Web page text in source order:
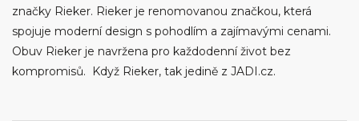
značky Rieker. Rieker je renomovanou značkou, která
spojuje moderní design s pohodlím a zajímavými cenami.
Obuv Rieker je navržena pro každodenní život bez
kompromisů. Když Rieker, tak jedině z JADI.cz.